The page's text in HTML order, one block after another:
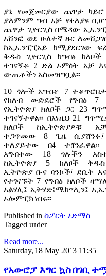
ያኔ የመጀመርያው ጨዋታ ካይሮ
ያለምንም ግብ አቻ የተለያዩ
ጨዋታ ጊዮርጊስ በሜዳው
አሸንፎ ወደ ሁለተኛ ዙር ለመሸጋገር
ከኢኤንፒፒአይ ከሚያደርገው
ቅዱስ ጊዮርጊስ ከግብፅ
ተገናኝቶ 2 ድል ኦምስት አቻ
ውጤቶችን አስመዝግቧል፡፡
10 ጎሎች አግብቶ 7
የክለብ ውድደሮች የግብፅ 7
የኢትዮጵያ ክለቦች ጋር 23
ተገናኝተዋል፡፡ በእነዚህ 21
ክለቦች ከኢትዮጵያዎቹ
ተጋጥመው 8 ጊዜ ሲያሸንፉ፤
ተለያይተው በ4
አግብተው 18 ጎሎችን
ከኢትዮጵያ 5 ክለቦች ቅዱስ
ኢትዮጵያ ቡና ባንኮች፤ ደቢት
የተገናኙት 7 የግብፅ ክለቦች
አልሃሊ፤ ኢትሃድ፤ሜክዋሊን፤
ኦሎምፒክ ነበሩ፡፡
Published in ስፖርት አድማስ
Tagged under
Read more...
Saturday, 18 May 2013 11:35
የአውሮፓ እግር ኳስ በገቢ